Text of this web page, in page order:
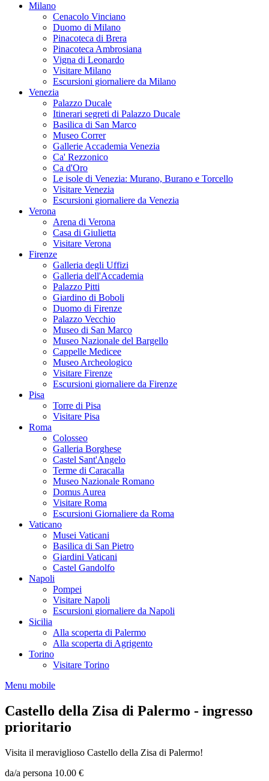
Milano
Cenacolo Vinciano
Duomo di Milano
Pinacoteca di Brera
Pinacoteca Ambrosiana
Vigna di Leonardo
Visitare Milano
Escursioni giornaliere da Milano
Venezia
Palazzo Ducale
Itinerari segreti di Palazzo Ducale
Basilica di San Marco
Museo Correr
Gallerie Accademia Venezia
Ca' Rezzonico
Ca d'Oro
Le isole di Venezia: Murano, Burano e Torcello
Visitare Venezia
Escursioni giornaliere da Venezia
Verona
Arena di Verona
Casa di Giulietta
Visitare Verona
Firenze
Galleria degli Uffizi
Galleria dell'Accademia
Palazzo Pitti
Giardino di Boboli
Duomo di Firenze
Palazzo Vecchio
Museo di San Marco
Museo Nazionale del Bargello
Cappelle Medicee
Museo Archeologico
Visitare Firenze
Escursioni giornaliere da Firenze
Pisa
Torre di Pisa
Visitare Pisa
Roma
Colosseo
Galleria Borghese
Castel Sant'Angelo
Terme di Caracalla
Museo Nazionale Romano
Domus Aurea
Visitare Roma
Escursioni Giornaliere da Roma
Vaticano
Musei Vaticani
Basilica di San Pietro
Giardini Vaticani
Castel Gandolfo
Napoli
Pompei
Visitare Napoli
Escursioni giornaliere da Napoli
Sicilia
Alla scoperta di Palermo
Alla scoperta di Agrigento
Torino
Visitare Torino
Menu mobile
Castello della Zisa di Palermo - ingresso
prioritario
Visita il meraviglioso Castello della Zisa di Palermo!
da/a persona 10.00 €